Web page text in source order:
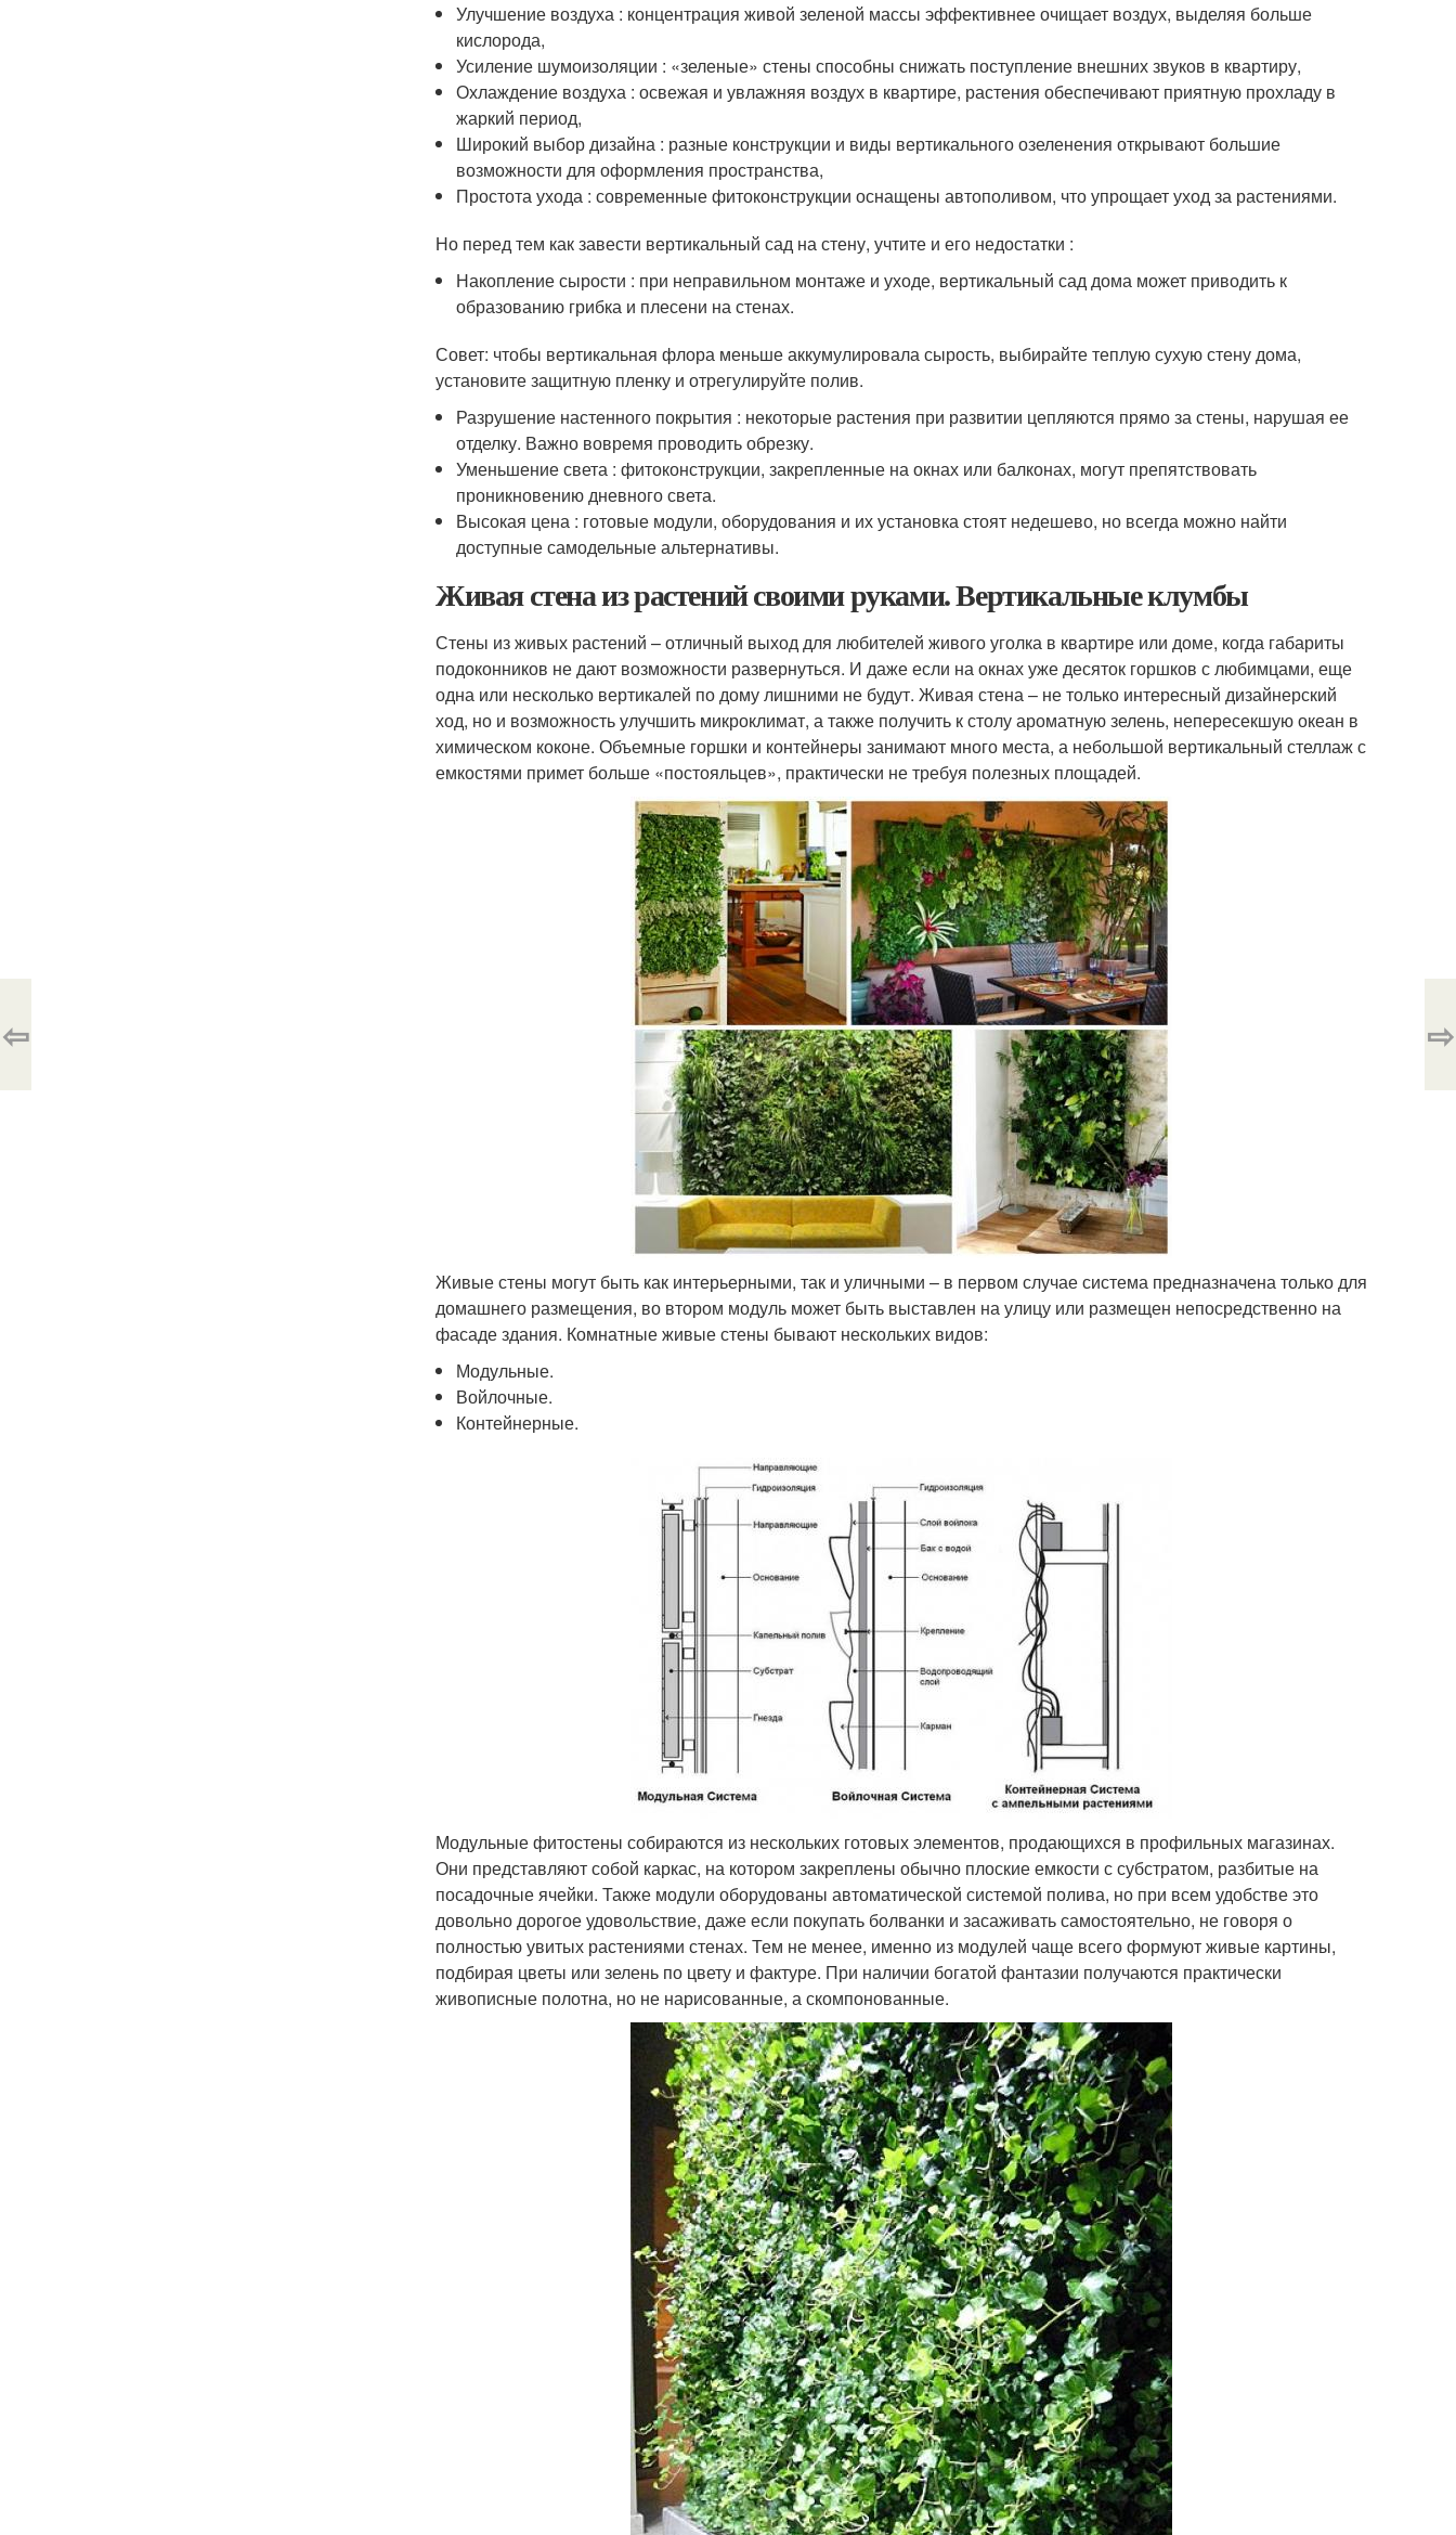
Улучшение воздуха : концентрация живой зеленой массы эффективнее очищает воздух, выделяя больше
кислорода,
Усиление шумоизоляции : «зеленые» стены способны снижать поступление внешних звуков в квартиру,
Охлаждение воздуха : освежая и увлажняя воздух в квартире, растения обеспечивают приятную прохладу в
жаркий период,
Широкий выбор дизайна : разные конструкции и виды вертикального озеленения открывают большие
возможности для оформления пространства,
Простота ухода : современные фитоконструкции оснащены автополивом, что упрощает уход за растениями.
Но перед тем как завести вертикальный сад на стену, учтите и его недостатки :
Накопление сырости : при неправильном монтаже и уходе, вертикальный сад дома может приводить к
образованию грибка и плесени на стенах.
Совет: чтобы вертикальная флора меньше аккумулировала сырость, выбирайте теплую сухую стену дома,
установите защитную пленку и отрегулируйте полив.
Разрушение настенного покрытия : некоторые растения при развитии цепляются прямо за стены, нарушая ее
отделку. Важно вовремя проводить обрезку.
Уменьшение света : фитоконструкции, закрепленные на окнах или балконах, могут препятствовать
проникновению дневного света.
Высокая цена : готовые модули, оборудования и их установка стоят недешево, но всегда можно найти
доступные самодельные альтернативы.
Живая стена из растений своими руками. Вертикальные клумбы
Стены из живых растений – отличный выход для любителей живого уголка в квартире или доме, когда габариты
подоконников не дают возможности развернуться. И даже если на окнах уже десяток горшков с любимцами, еще
одна или несколько вертикалей по дому лишними не будут. Живая стена – не только интересный дизайнерский
ход, но и возможность улучшить микроклимат, а также получить к столу ароматную зелень, непересекшую океан в
химическом коконе. Объемные горшки и контейнеры занимают много места, а небольшой вертикальный стеллаж с
емкостями примет больше «постояльцев», практически не требуя полезных площадей.
Живые стены могут быть как интерьерными, так и уличными – в первом случае система предназначена только для
домашнего размещения, во втором модуль может быть выставлен на улицу или размещен непосредственно на
фасаде здания. Комнатные живые стены бывают нескольких видов:
Модульные.
Войлочные.
Контейнерные.
Модульные фитостены собираются из нескольких готовых элементов, продающихся в профильных магазинах.
Они представляют собой каркас, на котором закреплены обычно плоские емкости с субстратом, разбитые на
посадочные ячейки. Также модули оборудованы автоматической системой полива, но при всем удобстве это
довольно дорогое удовольствие, даже если покупать болванки и засаживать самостоятельно, не говоря о
полностью увитых растениями стенах. Тем не менее, именно из модулей чаще всего формуют живые картины,
подбирая цветы или зелень по цвету и фактуре. При наличии богатой фантазии получаются практически
живописные полотна, но не нарисованные, а скомпонованные.
⇦ ⇨